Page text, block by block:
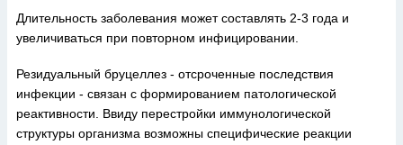
Длительность заболевания может составлять 2-3 года и
увеличиваться при повторном инфицировании.
Резидуальный бруцеллез - отсроченные последствия
инфекции - связан с формированием патологической
реактивности. Ввиду перестройки иммунологической
структуры организма возможны специфические реакции